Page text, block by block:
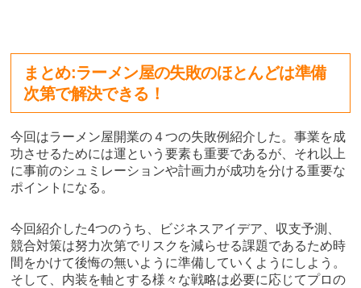
まとめ:ラーメン屋の失敗のほとんどは準備
次第で解決できる！
今回はラーメン屋開業の４つの失敗例紹介した。事業を成
功させるためには運という要素も重要であるが、それ以上
に事前のシュミレーションや計画力が成功を分ける重要な
ポイントになる。
今回紹介した4つのうち、ビジネスアイデア、収支予測、
競合対策は努力次第でリスクを減らせる課題であるため時
間をかけて後悔の無いように準備していくようにしよう。
そして、内装を軸とする様々な戦略は必要に応じてプロの